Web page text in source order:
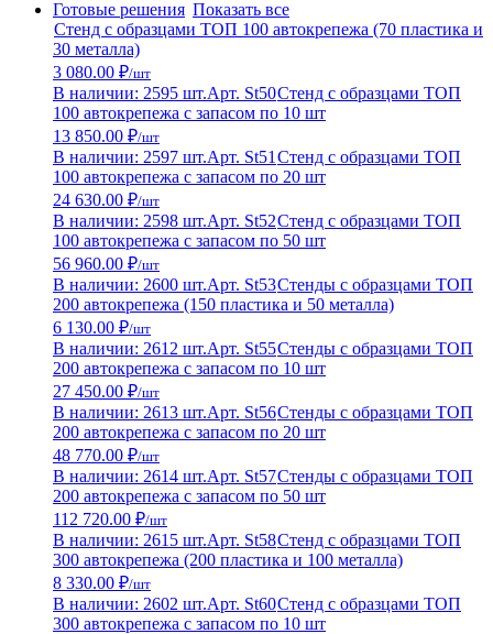
Готовые решения Показать все
Стенд с образцами ТОП 100 автокрепежа (70 пластика и
30 металла)
3 080.00 ₽/шт
В наличии: 2595 шт.Арт. St50Стенд с образцами ТОП
100 автокрепежа с запасом по 10 шт
13 850.00 ₽/шт
В наличии: 2597 шт.Арт. St51 Стенд с образцами ТОП
100 автокрепежа с запасом по 20 шт
24 630.00 ₽/шт
В наличии: 2598 шт.Арт. St52Стенд с образцами ТОП
100 автокрепежа с запасом по 50 шт
56 960.00 ₽/шт
В наличии: 2600 шт.Арт. St53Стенды с образцами ТОП
200 автокрепежа (150 пластика и 50 металла)
6 130.00 ₽/шт
В наличии: 2612 шт.Арт. St55Стенды с образцами ТОП
200 автокрепежа с запасом по 10 шт
27 450.00 ₽/шт
В наличии: 2613 шт.Арт. St56Стенды с образцами ТОП
200 автокрепежа с запасом по 20 шт
48 770.00 ₽/шт
В наличии: 2614 шт.Арт. St57Стенды с образцами ТОП
200 автокрепежа с запасом по 50 шт
112 720.00 ₽/шт
В наличии: 2615 шт.Арт. St58Стенд с образцами ТОП
300 автокрепежа (200 пластика и 100 металла)
8 330.00 ₽/шт
В наличии: 2602 шт.Арт. St60Стенд с образцами ТОП
300 автокрепежа с запасом по 10 шт